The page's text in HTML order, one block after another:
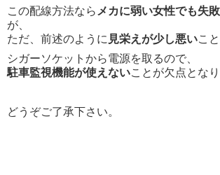
この配線方法なら メカに弱い女性でも失
が、
ただ、前述のように 見栄えが少し悪いこと
シガーソケットから電源を取るので、
駐車監視機能が使えないことが欠点となり
どうぞご了承下さい。